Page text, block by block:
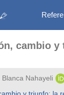
cambio y
Nahayeli